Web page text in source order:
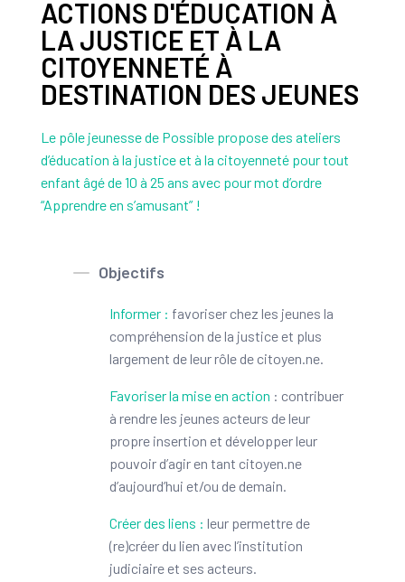
ACTIONS D'ÉDUCATION À
LA JUSTICE ET À LA
CITOYENNETÉ À
DESTINATION DES JEUNES
Le pôle jeunesse de Possible propose des ateliers
d’éducation à la justice et à la citoyenneté pour tout
enfant âgé de 10 à 25 ans avec pour mot d’ordre
“Apprendre en s’amusant” !
Objectifs
Informer : favoriser chez les jeunes la
compréhension de la justice et plus
largement de leur rôle de citoyen.ne.
Favoriser la mise en action : contribuer
à rendre les jeunes acteurs de leur
propre insertion et développer leur
pouvoir d’agir en tant citoyen.ne
d’aujourd’hui et/ou de demain.
Créer des liens : leur permettre de
(re)créer du lien avec l’institution
judiciaire et ses acteurs.